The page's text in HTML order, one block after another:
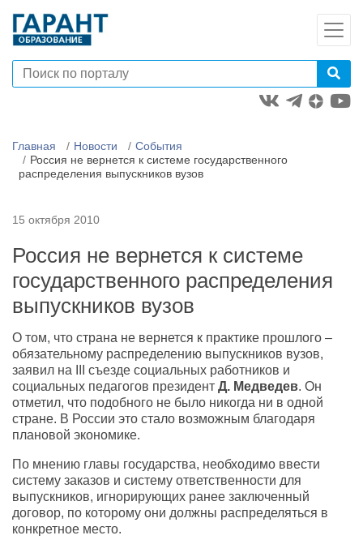
Главная Новости
События
Россия не вернется к системе государственного
распределения выпускников вузов
15 октября 2010
Россия не вернется к системе
государственного распределения
выпускников вузов
О том, что страна не вернется к практике прошлого –
обязательному распределению выпускников вузов,
заявил на III съезде социальных работников и
социальных педагогов президент Д. Медведев. Он
отметил, что подобного не было никогда ни в одной
стране. В России это стало возможным благодаря
плановой экономике.
По мнению главы государства, необходимо ввести
систему заказов и систему ответственности для
выпускников, игнорирующих ранее заключенный
договор, по которому они должны распределяться в
конкретное место.